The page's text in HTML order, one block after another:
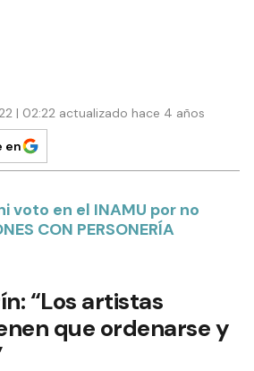
| 02:22 actualizado hace 4 años
en
voto en el INAMU por no
CON PERSONERÍA
“Los artistas
que ordenarse y